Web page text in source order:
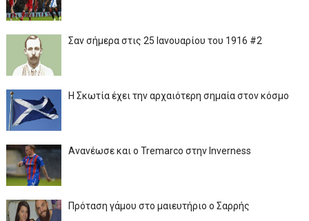
Σαν σήμερα στις 25 Ιανουαρίου του 1916 #2
Η Σκωτία έχει την αρχαιότερη σημαία στον κόσμο
Ανανέωσε και ο Tremarco στην Inverness
Πρόταση γάμου στο μαιευτήριο ο Σαρρής